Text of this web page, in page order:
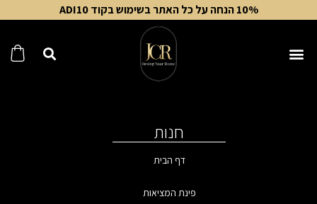
10% הנחה על כל האתר בשימוש בקוד ADI10
חנות
דף הבית
פינת המציאות